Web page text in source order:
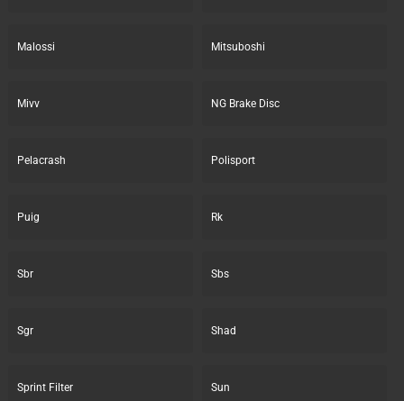
Malossi Mitsuboshi
Mivv NG Brake Disc
Pelacrash Polisport
Puig Rk
Sbr Sbs
Sgr Shad
Sprint Filter Sun